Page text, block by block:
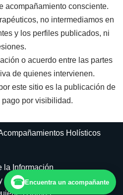
acompañamiento consciente.
no intermediamos en
y los perfiles publicados, ni
o acuerdo entre las partes
de quienes intervienen.
este sitio es la publicación de
por visibilidad.
Holísticos
la Información
reembolsos
☎ Encuentra un acompañante